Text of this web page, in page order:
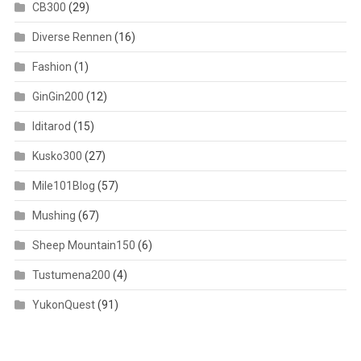
CB300 (29)
Diverse Rennen (16)
Fashion (1)
GinGin200 (12)
Iditarod (15)
Kusko300 (27)
Mile101Blog (57)
Mushing (67)
Sheep Mountain150 (6)
Tustumena200 (4)
YukonQuest(91)